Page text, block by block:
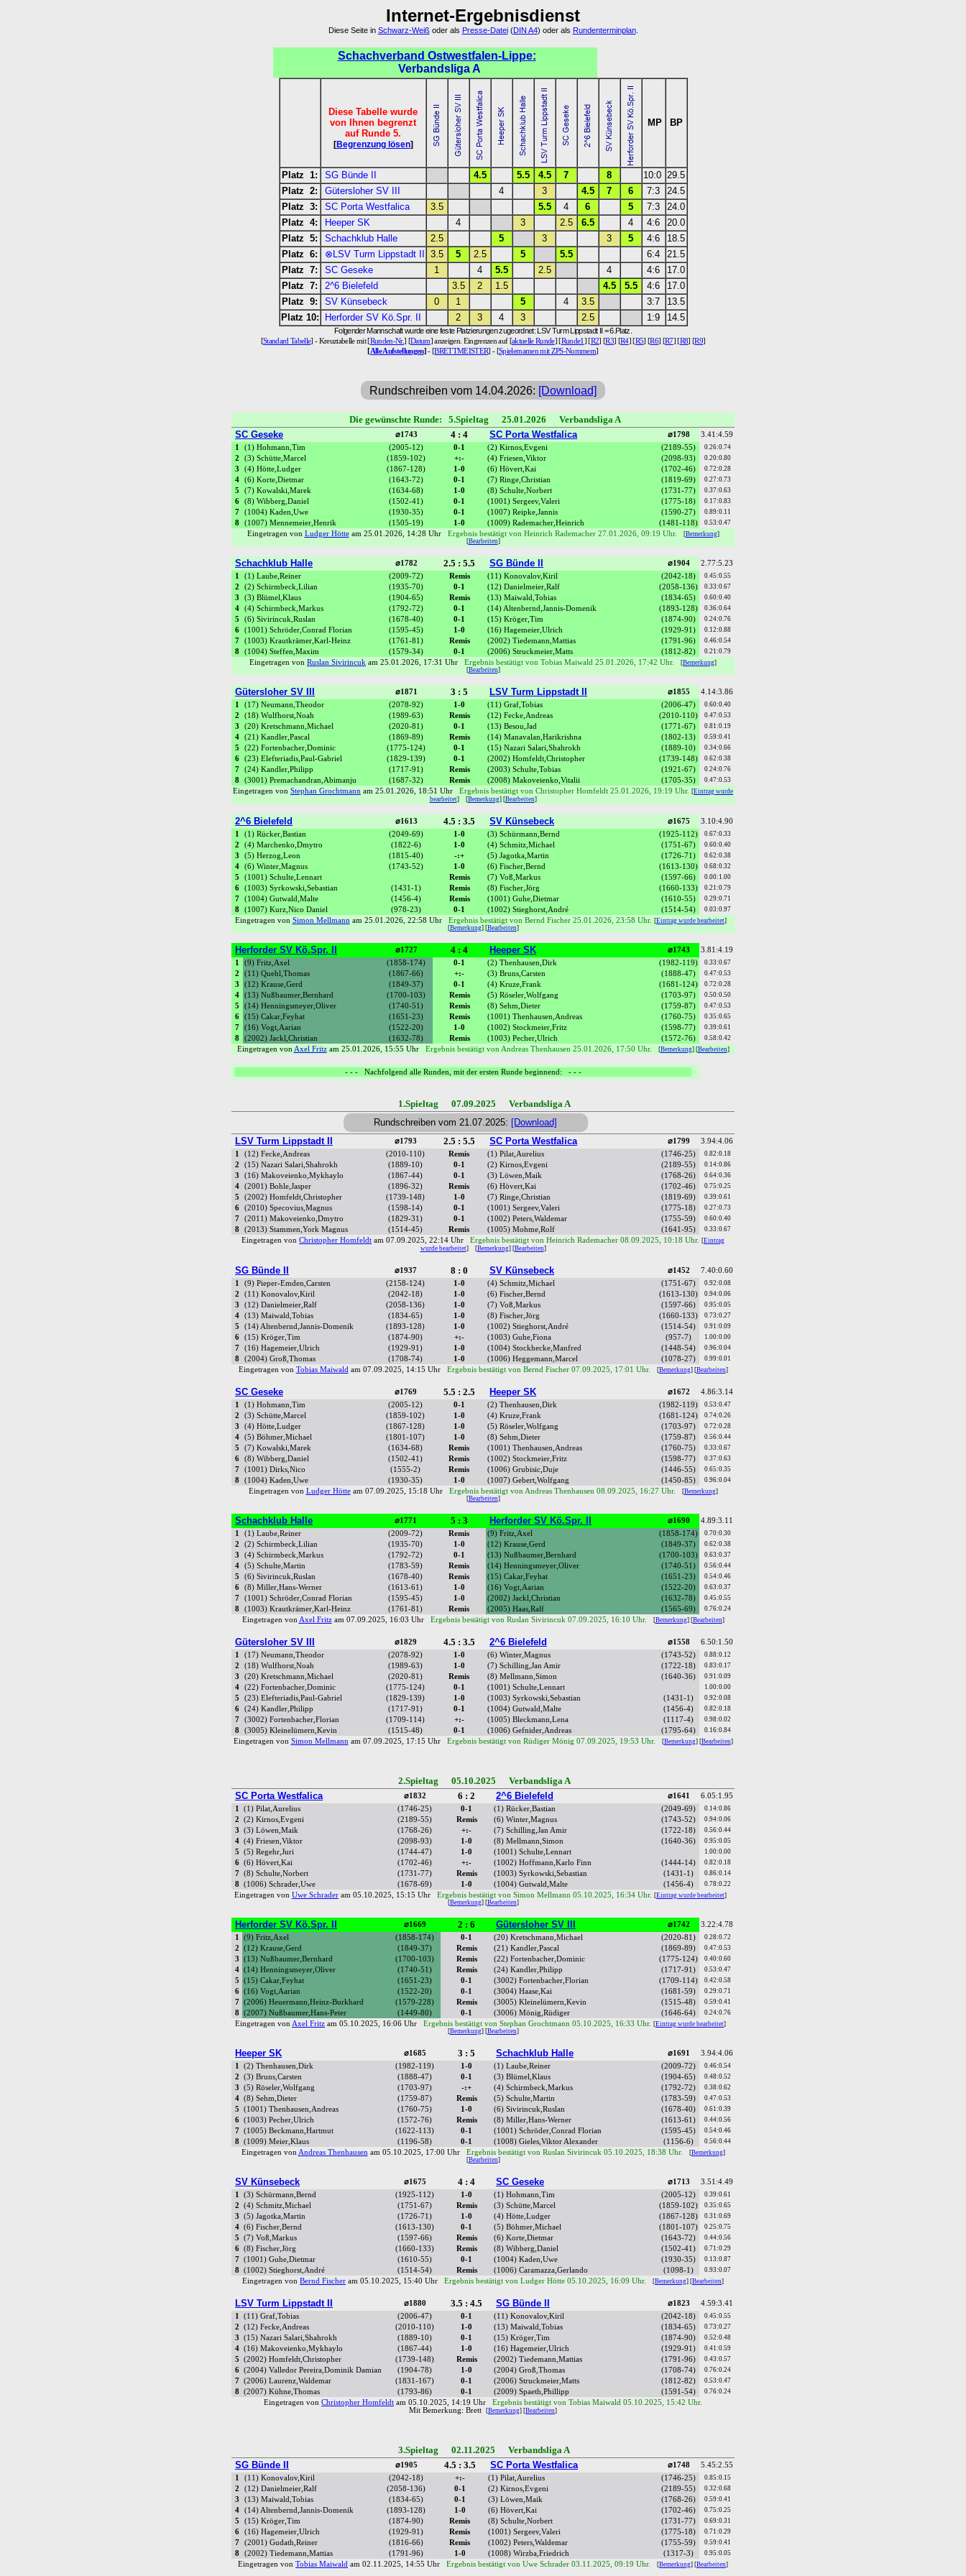
Internet-Ergebnisdienst
Diese Seite in Schwarz-Weißoder als Presse-Datei(DIN A4) oder als Rundenterminplan.
Schachverband Ostwestfalen-Lippe:
Verbandsliga A
Diese Tabelle wurde
von Ihnen begrenzt
auf Runde 5.
[Begrenzung lösen]
MP BP
Platz 1: SG Bünde II 4.5 5.5 4.5 7 8 10:0 29.5
Platz 2:
Gütersloher SV III 4 3 4.5 7 6 7:3
24.5
Platz 3:
SC Porta Westfalica 3.5 5.5 4 6 5 7:3
24.0
Platz 4:
Heeper SK 4 3 2.5 6.5 4 4:6
20.0
Platz 5:
Schachklub Halle 2.5 5 3 3 5 4:6
18.5
Platz 6:
⊗LSV Turm Lippstadt II 3.5 5 2.5 5 5.5 6:4
21.5
Platz 7:
SC Geseke 1 4 5.5 2.5 4 4:6
17.0
Platz 7:
2^6 Bielefeld 3.5 2 1.5 4.5 5.5 4:6
17.0
Platz 9:
SV Künsebeck 0 1 5 4 3.5 3:7
13.5
Platz 10:
Herforder SV Kö.Spr. II 2 3 4 3 2.5 1:9 14.5
Folgender Mannschaft wurde eine feste Platzierungen zugeordnet: LSV Turm Lippstadt II = 6.Platz.
Standard Tabelle] - Kreuztabelle mit [ Runden-Nr.] [ Datum] anzeigen. Eingrenzen auf [ aktuelle Runde] [ Runde1 R2 ] [R3 ] [R4] [ R5 ] [R6] [R7 R8 ] [R9
Alle Aufstellungen] - [BRETTMEISTER] - [ Spielernamen mit ZPS-Nummern]
Rundschreiben vom 14.04.2026: [Download]
Die gewünschte Runde: 5.Spieltag 25.01.2026 Verbandsliga A
SC Geseke
⌀1743 4 : 4 SC Porta Westfalica ⌀1798
3.41:4.59
1
(1) Hohmann,Tim (2005-12) 0-1 (2) Kirnos,Evgeni (2189-55) 0.26:0.74
2 (3) Schütte,Marcel (1859-102) +:- (4) Friesen,Viktor (2098-93) 0.20:0.80
3 (4) Hötte,Ludger (1867-128) 1-0 (6) Hövert,Kai (1702-46) 0.72:0.28
4 (6) Korte,Dietmar (1643-72) 0-1 (7) Ringe,Christian (1819-69) 0.27:0.73
5 (7) Kowalski,Marek (1634-68) 1-0 (8) Schulte,Norbert (1731-77) 0.37:0.63
6 (8) Wibberg,Daniel (1502-41) 0-1 (1001) Sergeev,Valeri (1775-18) 0.17:0.83
7 (1004) Kaden,Uwe (1930-35) 0-1 (1007) Reipke,Jannis (1590-27) 0.89:0.11
8 (1007) Mennemeier,Henrik (1505-19) 1-0 (1009) Rademacher,Heinrich (1481-118) 0.53:0.47
Eingetragen von Ludger Hötteam 25.01.2026, 14:28 Uhr Ergebnis bestätigt von Heinrich Rademacher 27.01.2026, 09:19 Uhr. [Bemerkung]
[Bearbeiten]
Schachklub Halle ⌀1782 2.5 : 5.5 SG Bünde II ⌀1904
2.77:5.23
1
(1) Laube,Reiner (2009-72) Remis (11) Konovalov,Kiril (2042-18) 0.45:0.55
2 (2) Schirmbeck,Lilian (1935-70) 0-1 (12) Danielmeier,Ralf (2058-136) 0.33:0.67
3 (3) Blümel,Klaus (1904-65) Remis (13) Maiwald,Tobias (1834-65) 0.60:0.40
4 (4) Schirmbeck,Markus (1792-72) 0-1 (14) Altenbernd,Jannis-Domenik (1893-128) 0.36:0.64
5 (6) Sivirincuk,Ruslan (1678-40) 0-1 (15) Kröger,Tim (1874-90) 0.24:0.76
6 (1001) Schröder,Conrad Florian (1595-45) 1-0 (16) Hagemeier,Ulrich (1929-91) 0.12:0.88
7 (1003) Krautkrämer,Karl-Heinz (1761-81) Remis (2002) Tiedemann,Mattias (1791-96) 0.46:0.54
8 (1004) Steffen,Maxim (1579-34) 0-1 (2006) Struckmeier,Matts (1812-82) 0.21:0.79
Eingetragen von Ruslan Sivirincuk am 25.01.2026, 17:31 Uhr Ergebnis bestätigt von Tobias Maiwald 25.01.2026, 17:42 Uhr. [Bemerkung]
[Bearbeiten]
Gütersloher SV III ⌀1871 3 : 5 LSV Turm Lippstadt II ⌀1855
4.14:3.86
1
(17) Neumann,Theodor (2078-92) 1-0 (11) Graf,Tobias (2006-47) 0.60:0.40
2 (18) Wulfhorst,Noah (1989-63) Remis (12) Fecke,Andreas (2010-110) 0.47:0.53
3 (20) Kretschmann,Michael (2020-81) 0-1 (13) Besou,Jad (1771-67) 0.81:0.19
4 (21) Kandler,Pascal (1869-89) Remis (14) Manavalan,Harikrishna (1802-13) 0.59:0.41
5 (22) Fortenbacher,Dominic (1775-124) 0-1 (15) Nazari Salari,Shahrokh (1889-10) 0.34:0.66
6 (23) Elefteriadis,Paul-Gabriel (1829-139) 0-1 (2002) Homfeldt,Christopher (1739-148) 0.62:0.38
7 (24) Kandler,Philipp (1717-91) Remis (2003) Schulte,Tobias (1921-67) 0.24:0.76
8 (3001) Premachandran,Abimanju (1687-32) Remis (2008) Makoveienko,Vitalii (1705-35) 0.47:0.53
Eingetragen von Stephan Grochtmann am 25.01.2026, 18:51 Uhr Ergebnis bestätigt von Christopher Homfeldt 25.01.2026, 19:19 Uhr. [Eintrag wurde
bearbeitet] [Bemerkung] [Bearbeiten]
2^6 Bielefeld ⌀1613 4.5 : 3.5 SV Künsebeck ⌀1675
3.10:4.90
1
(1) Rücker,Bastian (2049-69) 1-0 (3) Schürmann,Bernd (1925-112) 0.67:0.33
2 (4) Marchenko,Dmytro (1822-6) 1-0 (4) Schmitz,Michael (1751-67) 0.60:0.40
3 (5) Herzog,Leon (1815-40) -:+ (5) Jagotka,Martin (1726-71) 0.62:0.38
4 (6) Winter,Magnus (1743-52) 1-0 (6) Fischer,Bernd (1613-130) 0.68:0.32
5 (1001) Schulte,Lennart Remis (7) Voß,Markus (1597-66) 0.00:1.00
6 (1003) Syrkowski,Sebastian (1431-1) Remis (8) Fischer,Jörg (1660-133) 0.21:0.79
7 (1004) Gutwald,Malte (1456-4) Remis (1001) Guhe,Dietmar (1610-55) 0.29:0.71
8 (1007) Kurz,Nico Daniel (978-23) 0-1 (1002) Stieghorst,André (1514-54) 0.03:0.97
Eingetragen von Simon Mellmannam 25.01.2026, 22:58 Uhr Ergebnis bestätigt von Bernd Fischer 25.01.2026, 23:58 Uhr. [Eintrag wurde bearbeitet]
[Bemerkung] [Bearbeiten]
Herforder SV Kö.Spr. II ⌀1727 4 : 4 Heeper SK ⌀1743
3.81:4.19
1
(9) Fritz,Axel (1858-174) 0-1 (2) Thenhausen,Dirk (1982-119) 0.33:0.67
2 (11) Quehl,Thomas (1867-66) +:- (3) Bruns,Carsten (1888-47) 0.47:0.53
3 (12) Krause,Gerd (1849-37) 0-1 (4) Kruze,Frank (1681-124) 0.72:0.28
4 (13) Nußbaumer,Bernhard (1700-103) Remis (5) Röseler,Wolfgang (1703-97) 0.50:0.50
5 (14) Henningsmeyer,Oliver (1740-51) Remis (8) Sehm,Dieter (1759-87) 0.47:0.53
6 (15) Cakar,Feyhat (1651-23) Remis (1001) Thenhausen,Andreas (1760-75) 0.35:0.65
7 (16) Vogt,Aarian (1522-20) 1-0 (1002) Stockmeier,Fritz (1598-77) 0.39:0.61
8 (2002) Jackl,Christian (1632-78) Remis (1003) Pecher,Ulrich (1572-76) 0.58:0.42
Eingetragen vonAxel Fritzam 25.01.2026, 15:55 Uhr Ergebnis bestätigt von Andreas Thenhausen 25.01.2026, 17:50 Uhr. [Bemerkung] [Bearbeiten]
- - - Nachfolgend alle Runden, mit der ersten Runde beginnend: - - -
1.Spieltag 07.09.2025 Verbandsliga A
Rundschreiben vom 21.07.2025: [Download]
LSV Turm Lippstadt II
⌀1793 2.5 : 5.5 SC Porta Westfalica ⌀1799
3.94:4.06
1
(12) Fecke,Andreas (2010-110) Remis (1) Pilat,Aurelius (1746-25) 0.82:0.18
2 (15) Nazari Salari,Shahrokh (1889-10) 0-1 (2) Kirnos,Evgeni (2189-55) 0.14:0.86
3 (16) Makoveienko,Mykhaylo (1867-44) 0-1 (3) Löwen,Maik (1768-26) 0.64:0.36
4 (2001) Bohle,Jasper (1896-32) Remis (6) Hövert,Kai (1702-46) 0.75:0.25
5 (2002) Homfeldt,Christopher (1739-148) 1-0 (7) Ringe,Christian (1819-69) 0.39:0.61
6 (2010) Specovius,Magnus (1598-14) 0-1 (1001) Sergeev,Valeri (1775-18) 0.27:0.73
7 (2011) Makoveienko,Dmytro (1829-31) 0-1 (1002) Peters,Waldemar (1755-59) 0.60:0.40
8 (2013) Stammen,York Magnus (1514-45) Remis (1005) Mohme,Rolf (1641-95) 0.33:0.67
Eingetragen von Christopher Homfeldt am 07.09.2025, 22:14 Uhr Ergebnis bestätigt von Heinrich Rademacher 08.09.2025, 10:18 Uhr. [Eintrag
wurde bearbeitet] [Bemerkung] [Bearbeiten]
SG Bünde II ⌀1937 8 : 0 SV Künsebeck ⌀1452
7.40:0.60
1
(9) Pieper-Emden,Carsten (2158-124) 1-0 (4) Schmitz,Michael (1751-67) 0.92:0.08
2 (11) Konovalov,Kiril (2042-18) 1-0 (6) Fischer,Bernd (1613-130) 0.94:0.06
3 (12) Danielmeier,Ralf (2058-136) 1-0 (7) Voß,Markus (1597-66) 0.95:0.05
4 (13) Maiwald,Tobias (1834-65) 1-0 (8) Fischer,Jörg (1660-133) 0.73:0.27
5 (14) Altenbernd,Jannis-Domenik (1893-128) 1-0 (1002) Stieghorst,André (1514-54) 0.91:0.09
6 (15) Kröger,Tim (1874-90) +:- (1003) Guhe,Fiona (957-7) 1.00:0.00
7 (16) Hagemeier,Ulrich (1929-91) 1-0 (1004) Stockhecke,Manfred (1448-54) 0.96:0.04
8 (2004) Groß,Thomas (1708-74) 1-0 (1006) Heggemann,Marcel (1078-27) 0.99:0.01
Eingetragen von Tobias Maiwaldam 07.09.2025, 14:15 Uhr Ergebnis bestätigt von Bernd Fischer 07.09.2025, 17:01 Uhr. [Bemerkung] [Bearbeiten]
SC Geseke ⌀1769 5.5 : 2.5 Heeper SK ⌀1672
4.86:3.14
1
(1) Hohmann,Tim (2005-12) 0-1 (2) Thenhausen,Dirk (1982-119) 0.53:0.47
2 (3) Schütte,Marcel (1859-102) 1-0 (4) Kruze,Frank (1681-124) 0.74:0.26
3 (4) Hötte,Ludger (1867-128) 1-0 (5) Röseler,Wolfgang (1703-97) 0.72:0.28
4 (5) Böhmer,Michael (1801-107) 1-0 (8) Sehm,Dieter (1759-87) 0.56:0.44
5 (7) Kowalski,Marek (1634-68) Remis (1001) Thenhausen,Andreas (1760-75) 0.33:0.67
6 (8) Wibberg,Daniel (1502-41) Remis (1002) Stockmeier,Fritz (1598-77) 0.37:0.63
7 (1001) Dirks,Nico (1555-2) Remis (1006) Grubisic,Duje (1446-55) 0.65:0.35
8 (1004) Kaden,Uwe (1930-35) 1-0 (1007) Gebert,Wolfgang (1450-85) 0.96:0.04
Eingetragen von Ludger Hötteam 07.09.2025, 15:18 Uhr Ergebnis bestätigt von Andreas Thenhausen 08.09.2025, 16:27 Uhr. [Bemerkung]
[Bearbeiten]
Schachklub Halle ⌀1771 5 : 3 Herforder SV Kö.Spr. II ⌀1690
4.89:3.11
1
(1) Laube,Reiner (2009-72) Remis (9) Fritz,Axel (1858-174) 0.70:0.30
2 (2) Schirmbeck,Lilian (1935-70) 1-0 (12) Krause,Gerd (1849-37) 0.62:0.38
3 (4) Schirmbeck,Markus (1792-72) 0-1 (13) Nußbaumer,Bernhard (1700-103) 0.63:0.37
4 (5) Schulte,Martin (1783-59) Remis (14) Henningsmeyer,Oliver (1740-51) 0.56:0.44
5 (6) Sivirincuk,Ruslan (1678-40) Remis (15) Cakar,Feyhat (1651-23) 0.54:0.46
6 (8) Miller,Hans-Werner (1613-61) 1-0 (16) Vogt,Aarian (1522-20) 0.63:0.37
7 (1001) Schröder,Conrad Florian (1595-45) 1-0 (2002) Jackl,Christian (1632-78) 0.45:0.55
8 (1003) Krautkrämer,Karl-Heinz (1761-81) Remis (2005) Haas,Ralf (1565-69) 0.76:0.24
Eingetragen vonAxel Fritzam 07.09.2025, 16:03 Uhr Ergebnis bestätigt von Ruslan Sivirincuk 07.09.2025, 16:10 Uhr. [Bemerkung] [Bearbeiten]
Gütersloher SV III ⌀1829 4.5 : 3.5 2^6 Bielefeld ⌀1558
6.50:1.50
1
(17) Neumann,Theodor (2078-92) 1-0 (6) Winter,Magnus (1743-52) 0.88:0.12
2 (18) Wulfhorst,Noah (1989-63) 1-0 (7) Schilling,Jan Amir (1722-18) 0.83:0.17
3 (20) Kretschmann,Michael (2020-81) Remis (8) Mellmann,Simon (1640-36) 0.91:0.09
4 (22) Fortenbacher,Dominic (1775-124) 0-1 (1001) Schulte,Lennart 1.00:0.00
5 (23) Elefteriadis,Paul-Gabriel (1829-139) 1-0 (1003) Syrkowski,Sebastian (1431-1) 0.92:0.08
6 (24) Kandler,Philipp (1717-91) 0-1 (1004) Gutwald,Malte (1456-4) 0.82:0.18
7 (3002) Fortenbacher,Florian (1709-114) +:- (1005) Bleckmann,Lena (1117-4) 0.98:0.02
8 (3005) Kleinelümern,Kevin (1515-48) 0-1 (1006) Gefnider,Andreas (1795-64) 0.16:0.84
Eingetragen von Simon Mellmannam 07.09.2025, 17:15 Uhr Ergebnis bestätigt von Rüdiger Mönig 07.09.2025, 19:53 Uhr. [Bemerkung] [Bearbeiten]
2.Spieltag 05.10.2025 Verbandsliga A
SC Porta Westfalica
⌀1832 6 : 2 2^6 Bielefeld ⌀1641
6.05:1.95
1
(1) Pilat,Aurelius (1746-25) 0-1 (1) Rücker,Bastian (2049-69) 0.14:0.86
2 (2) Kirnos,Evgeni (2189-55) Remis (6) Winter,Magnus (1743-52) 0.94:0.06
3 (3) Löwen,Maik (1768-26) +:- (7) Schilling,Jan Amir (1722-18) 0.56:0.44
4 (4) Friesen,Viktor (2098-93) 1-0 (8) Mellmann,Simon (1640-36) 0.95:0.05
5 (5) Regehr,Juri (1744-47) 1-0 (1001) Schulte,Lennart 1.00:0.00
6 (6) Hövert,Kai (1702-46) +:- (1002) Hoffmann,Karlo Finn (1444-14) 0.82:0.18
7 (8) Schulte,Norbert (1731-77) Remis (1003) Syrkowski,Sebastian (1431-1) 0.86:0.14
8 (1006) Schrader,Uwe (1678-69) 1-0 (1004) Gutwald,Malte (1456-4) 0.78:0.22
Eingetragen von Uwe Schrader am 05.10.2025, 15:15 Uhr Ergebnis bestätigt von Simon Mellmann 05.10.2025, 16:34 Uhr. [Eintrag wurde bearbeitet]
[Bemerkung] [Bearbeiten]
Herforder SV Kö.Spr. II ⌀1669 2 : 6 Gütersloher SV III ⌀1742
3.22:4.78
1
(9) Fritz,Axel (1858-174) 0-1 (20) Kretschmann,Michael (2020-81) 0.28:0.72
2 (12) Krause,Gerd (1849-37) Remis (21) Kandler,Pascal (1869-89) 0.47:0.53
3 (13) Nußbaumer,Bernhard (1700-103) Remis (22) Fortenbacher,Dominic (1775-124) 0.40:0.60
4 (14) Henningsmeyer,Oliver (1740-51) Remis (24) Kandler,Philipp (1717-91) 0.53:0.47
5 (15) Cakar,Feyhat (1651-23) 0-1 (3002) Fortenbacher,Florian (1709-114) 0.42:0.58
6 (16) Vogt,Aarian (1522-20) 0-1 (3004) Haase,Kai (1681-59) 0.29:0.71
7 (2006) Heuermann,Heinz-Burkhard (1579-228) Remis (3005) Kleinelümern,Kevin (1515-48) 0.59:0.41
8 (2007) Nußbaumer,Hans-Peter (1449-80) 0-1 (3006) Mönig,Rüdiger (1646-64) 0.24:0.76
Eingetragen vonAxel Fritz am 05.10.2025, 16:06 Uhr Ergebnis bestätigt von Stephan Grochtmann 05.10.2025, 16:33 Uhr. [Eintrag wurde bearbeitet]
[Bemerkung] [Bearbeiten]
Heeper SK ⌀1685 3 : 5 Schachklub Halle ⌀1691
3.94:4.06
1
(2) Thenhausen,Dirk (1982-119) 1-0 (1) Laube,Reiner (2009-72) 0.46:0.54
2 (3) Bruns,Carsten (1888-47) 0-1 (3) Blümel,Klaus (1904-65) 0.48:0.52
3 (5) Röseler,Wolfgang (1703-97) -:+ (4) Schirmbeck,Markus (1792-72) 0.38:0.62
4 (8) Sehm,Dieter (1759-87) Remis (5) Schulte,Martin (1783-59) 0.47:0.53
5 (1001) Thenhausen,Andreas (1760-75) 1-0 (6) Sivirincuk,Ruslan (1678-40) 0.61:0.39
6 (1003) Pecher,Ulrich (1572-76) Remis (8) Miller,Hans-Werner (1613-61) 0.44:0.56
7 (1005) Beckmann,Hartmut (1622-113) 0-1 (1001) Schröder,Conrad Florian (1595-45) 0.54:0.46
8 (1009) Meier,Klaus (1196-58) 0-1 (1008) Gieles,Viktor Alexander (1156-6) 0.56:0.44
Eingetragen vonAndreas Thenhausenam 05.10.2025, 17:00 Uhr Ergebnis bestätigt von Ruslan Sivirincuk 05.10.2025, 18:38 Uhr. [Bemerkung]
[Bearbeiten]
SV Künsebeck ⌀1675 4 : 4 SC Geseke ⌀1713
3.51:4.49
1
(3) Schürmann,Bernd (1925-112) 1-0 (1) Hohmann,Tim (2005-12) 0.39:0.61
2 (4) Schmitz,Michael (1751-67) Remis (3) Schütte,Marcel (1859-102) 0.35:0.65
3 (5) Jagotka,Martin (1726-71) 1-0 (4) Hötte,Ludger (1867-128) 0.31:0.69
4 (6) Fischer,Bernd (1613-130) 0-1 (5) Böhmer,Michael (1801-107) 0.25:0.75
5 (7) Voß,Markus (1597-66) Remis (6) Korte,Dietmar (1643-72) 0.44:0.56
6 (8) Fischer,Jörg (1660-133) Remis (8) Wibberg,Daniel (1502-41) 0.71:0.29
7 (1001) Guhe,Dietmar (1610-55) 0-1 (1004) Kaden,Uwe (1930-35) 0.13:0.87
8 (1002) Stieghorst,André (1514-54) Remis (1006) Caramazza,Gerlando (1098-1) 0.93:0.07
Eingetragen von Bernd Fischer am 05.10.2025, 15:40 Uhr Ergebnis bestätigt von Ludger Hötte 05.10.2025, 16:09 Uhr. [Bemerkung] [Bearbeiten]
LSV Turm Lippstadt II ⌀1880 3.5 : 4.5 SG Bünde II ⌀1823
4.59:3.41
1
(11) Graf,Tobias (2006-47) 0-1 (11) Konovalov,Kiril (2042-18) 0.45:0.55
2 (12) Fecke,Andreas (2010-110) 1-0 (13) Maiwald,Tobias (1834-65) 0.73:0.27
3 (15) Nazari Salari,Shahrokh (1889-10) 0-1 (15) Kröger,Tim (1874-90) 0.52:0.48
4 (16) Makoveienko,Mykhaylo (1867-44) 1-0 (16) Hagemeier,Ulrich (1929-91) 0.41:0.59
5 (2002) Homfeldt,Christopher (1739-148) Remis (2002) Tiedemann,Mattias (1791-96) 0.43:0.57
6 (2004) Valledor Pereira,Dominik Damian (1904-78) 1-0 (2004) Groß,Thomas (1708-74) 0.76:0.24
7 (2006) Laurenz,Waldemar (1831-167) 0-1 (2006) Struckmeier,Matts (1812-82) 0.53:0.47
8 (2007) Kühne,Thomas (1793-86) 0-1 (2009) Spaeth,Phillipp (1591-54) 0.76:0.24
Eingetragen von Christopher Homfeldt am 05.10.2025, 14:19 Uhr Ergebnis bestätigt von Tobias Maiwald 05.10.2025, 15:42 Uhr.
Mit Bemerkung: Brett [Bemerkung] [Bearbeiten]
3.Spieltag 02.11.2025 Verbandsliga A
SG Bünde II
⌀1905 4.5 : 3.5 SC Porta Westfalica ⌀1748
5.45:2.55
1
(11) Konovalov,Kiril (2042-18) +:- (1) Pilat,Aurelius (1746-25) 0.85:0.15
2 (12) Danielmeier,Ralf (2058-136) 0-1 (2) Kirnos,Evgeni (2189-55) 0.32:0.68
3 (13) Maiwald,Tobias (1834-65) 0-1 (3) Löwen,Maik (1768-26) 0.59:0.41
4 (14) Altenbernd,Jannis-Domenik (1893-128) 1-0 (6) Hövert,Kai (1702-46) 0.75:0.25
5 (15) Kröger,Tim (1874-90) Remis (8) Schulte,Norbert (1731-77) 0.69:0.31
6 (16) Hagemeier,Ulrich (1929-91) Remis (1001) Sergeev,Valeri (1775-18) 0.71:0.29
7 (2001) Gudath,Reiner (1816-66) Remis (1002) Peters,Waldemar (1755-59) 0.59:0.41
8 (2002) Tiedemann,Mattias (1791-96) 1-0 (1008) Wirzba,Friedrich (1317-3) 0.95:0.05
Eingetragen von Tobias Maiwald am 02.11.2025, 14:55 Uhr Ergebnis bestätigt von Uwe Schrader 03.11.2025, 09:19 Uhr. [Bemerkung] [Bearbeiten]